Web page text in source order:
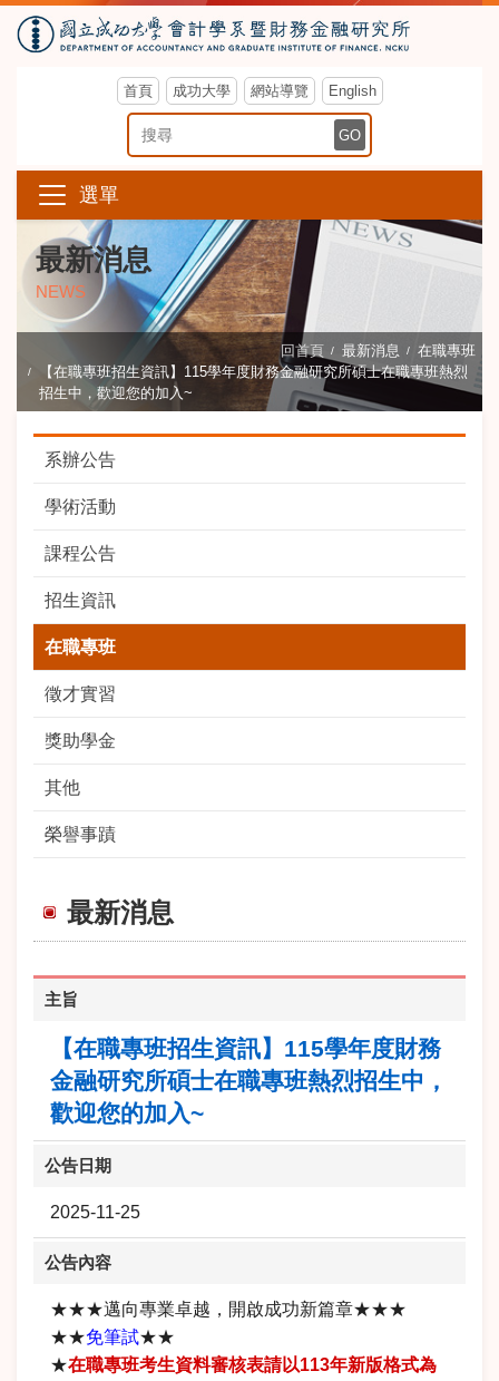
首頁 成功大學 網站導覽 English
搜尋關鍵字 GO
選單
最新消息
NEWS
回首頁 最新消息
在職專班
【在職專班招生資訊】115學年度財務金融研究所碩士在職專班熱烈
招生中，歡迎您的加入~
系辦公告
學術活動
課程公告
招生資訊
在職專班
徵才實習
獎助學金
其他
榮譽事蹟
最新消息
主旨
【在職專班招生資訊】115學年度財務
金融研究所碩士在職專班熱烈招生中，
歡迎您的加入~
公告日期
2025-11-25
公告內容
★★★邁向專業卓越，開啟成功新篇章★★★
★★免筆試★★
★在職專班考生資料審核表請以113年新版格式為